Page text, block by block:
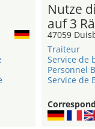
Nutze
auf 3
47059
Traiteur
Service de
Personnel
Service de